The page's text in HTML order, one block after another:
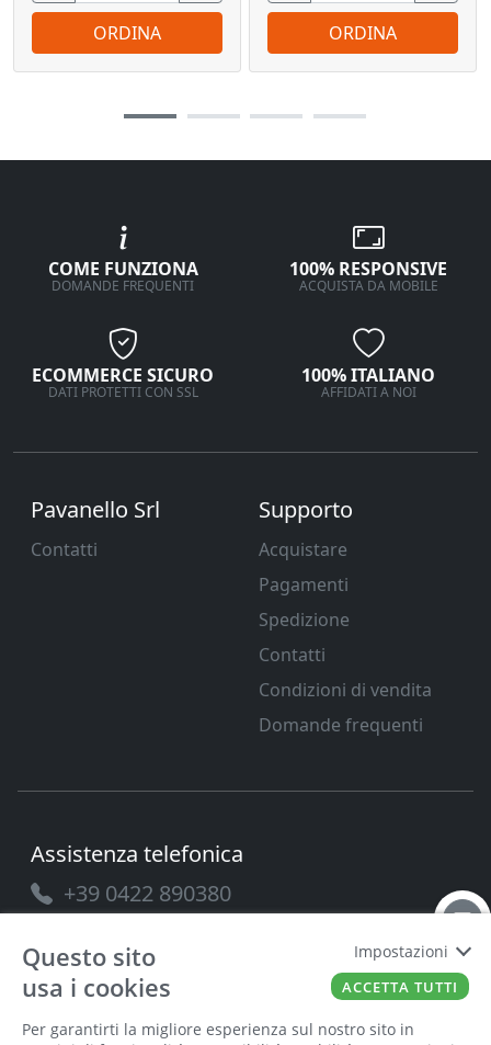
ORDINA ORDINA
COME FUNZIONA
DOMANDE FREQUENTI
100% RESPONSIVE
ACQUISTA DA MOBILE
ECOMMERCE SICURO
DATI PROTETTI CON SSL
100% ITALIANO
AFFIDATI A NOI
Pavanello Srl
Contatti
Supporto
Acquistare
Pagamenti
Spedizione
Contatti
Condizioni di vendita
Domande frequenti
Assistenza telefonica
+39 0422 890380
Questo sito
usa i cookies
Per garantirti la migliore esperienza sul nostro sito in
Impostazioni
ACCETTA TUTTI